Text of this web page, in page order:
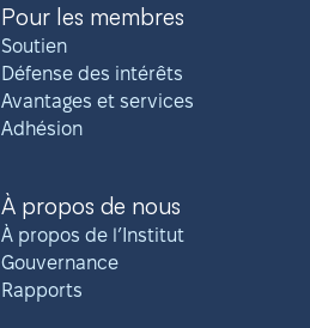
Pour les membres
Soutien
Défense des intérêts
Avantages et services
Adhésion
À propos de nous
À propos de l’Institut
Gouvernance
Rapports